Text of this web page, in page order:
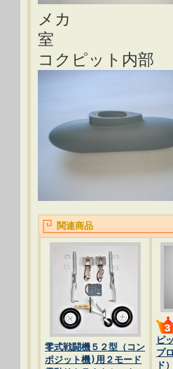
メカ
コクピット内部
関連商品
零式戦闘機５２型（コン
ポジット機)用２モード
ピ
プ
ド